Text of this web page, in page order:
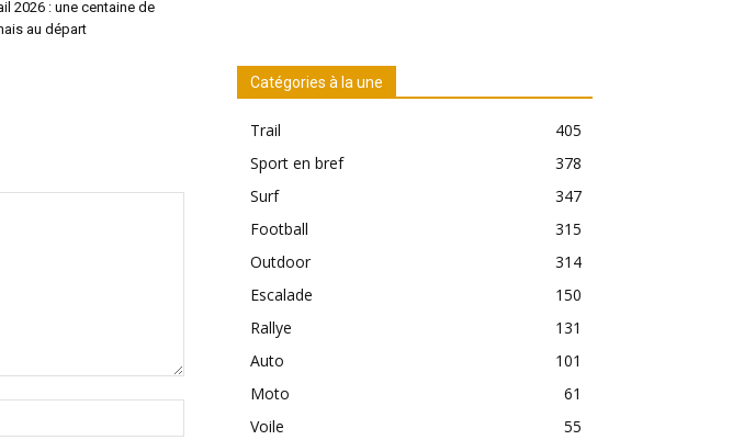
2026 : une centaine de
au départ
Catégories à la une
Trail
405
Sport en bref
378
Surf
347
Football
315
Outdoor
314
Escalade
150
Rallye
131
Auto
101
Moto
61
Voile
55